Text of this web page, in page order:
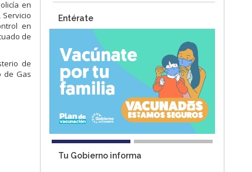
en
Servicio
en
de
de
de Gas
Entérate
Tu Gobierno informa